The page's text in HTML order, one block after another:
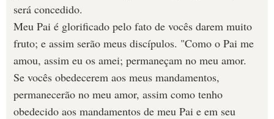
será concedido.
Meu Pai é glorificado pelo fato de vocês darem muito
fruto; e assim serão meus discípulos. "Como o Pai me
amou, assim eu os amei; permaneçam no meu amor.
Se vocês obedecerem aos meus mandamentos,
permanecerão no meu amor, assim como tenho
obedecido aos mandamentos de meu Pai e em seu